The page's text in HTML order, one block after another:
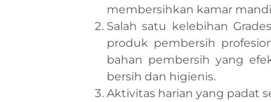
membersihkan kamar
Salah satu kelebihan
produk pembersih
bahan pembersih yang
bersih dan higienis.
Aktivitas harian yang padat